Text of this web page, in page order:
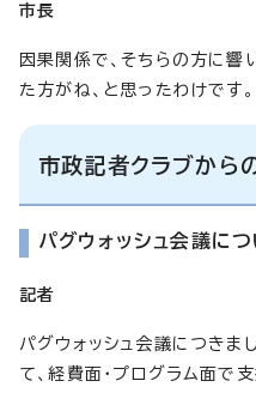
市長
因果関係で、そちらの方に響
た方がね、と思ったわけです。
市政記者クラブから
パグウォッシュ会議につ
記者
パグウォッシュ会議につきま
て、経費面・プログラム面で